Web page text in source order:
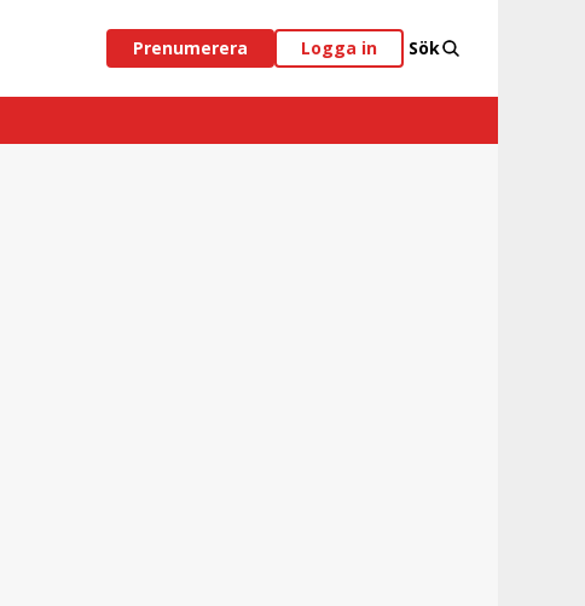
Prenumerera Logga in Sök